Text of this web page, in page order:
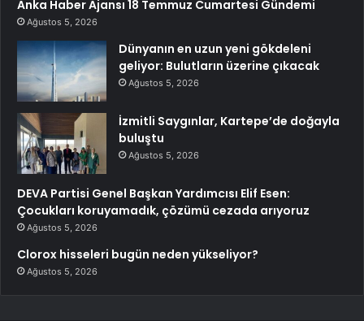
Anka Haber Ajansı 18 Temmuz Cumartesi Gündemi
Ağustos 5, 2026
Dünyanın en uzun yeni gökdeleni
geliyor: Bulutların üzerine çıkacak
Ağustos 5, 2026
İzmitli Saygınlar, Kartepe’de doğayla
buluştu
Ağustos 5, 2026
DEVA Partisi Genel Başkan Yardımcısı Elif Esen:
Çocukları koruyamadık, çözümü cezada arıyoruz
Ağustos 5, 2026
Clorox hisseleri bugün neden yükseliyor?
Ağustos 5, 2026